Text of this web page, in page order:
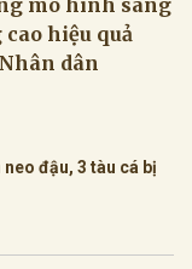
hiệu quả
dân
neo đậu, 3 tàu cá bị